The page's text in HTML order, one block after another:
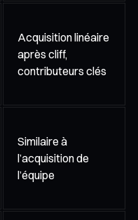
Acquisition linéaire
après cliff,
contributeurs clés
Similaire à
l’acquisition de
l’équipe